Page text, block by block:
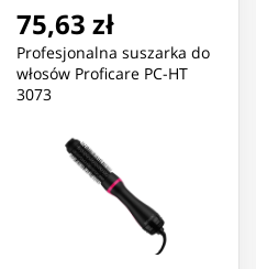
75,63 zł
Profesjonalna suszarka do
włosów Proficare PC-HT
3073